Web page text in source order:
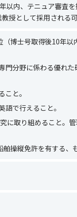
年以内、テニュア審査
授として採用される
（博士号取得後10年以
門分野に係わる優れ
と。
で行えること。
に取り組めること。
舶操縦免許を有する、